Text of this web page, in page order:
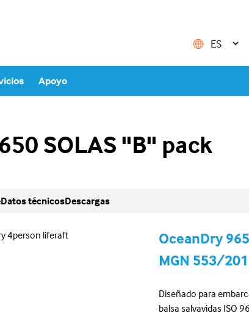
Apoyo
SOLAS "B" pack
Datos técnicosDescargas
OceanDry
MGN 553/
Diseñado para
balsa salvavidas ISO